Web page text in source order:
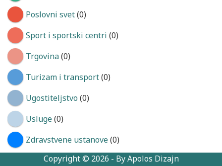
Poslovni svet(0)
Sport i sportski centri (0)
Trgovina(0)
Turizam i transport(0)
Ugostiteljstvo (0)
Usluge(0)
Zdravstvene ustanove(0)
Copyright © 2026 - By Apolos Dizajn